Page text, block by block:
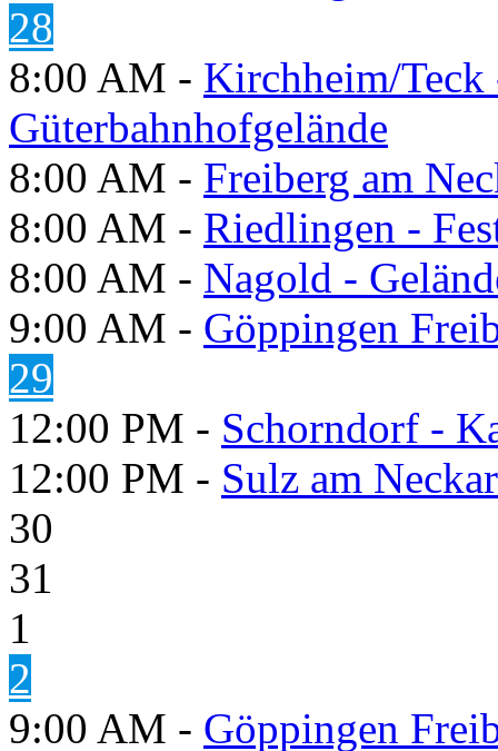
28
8:00 AM - Kirchheim/Teck
Güterbahnhofgelände
8:00 AM - Freiberg am
8:00 AM - Riedlingen -
8:00 AM - Nagold -
9:00 AM - Göppingen
29
12:00 PM - Schorndorf -
12:00 PM - Sulz am
30
31
1
2
9:00 AM - Göppingen